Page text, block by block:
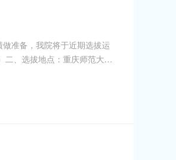
准备，我院将于近期选拔运
二、选拔地点：重庆师范大学
拔。（3000M、5000M运动